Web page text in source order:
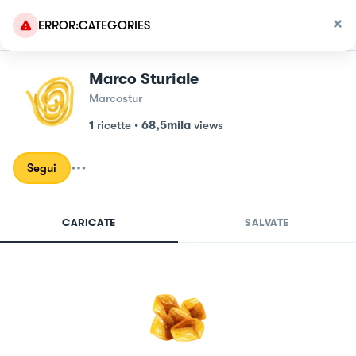
ERROR:CATEGORIES
Marco Sturiale
Marcostur
1 ricette • 68,5mila views
Segui
CARICATE SALVATE